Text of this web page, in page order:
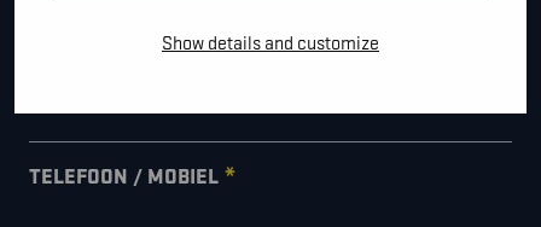
Show details and customize
TELEFOON / MOBIEL *